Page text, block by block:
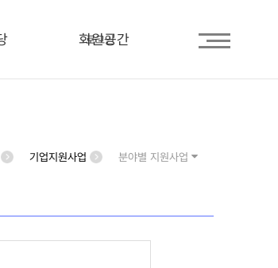
회원공간
로그인
기업지원사업 분야별 지원사업